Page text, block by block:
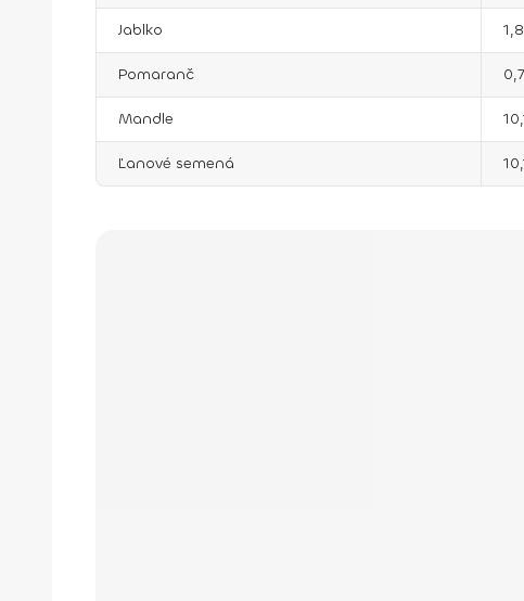
Jablko 1,8
Pomaranč 0,7
Mandle
Ľanové semená